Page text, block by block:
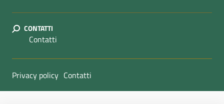
CONTATTI
Contatti
Sezione Link Utili
Privacy policy Contatti